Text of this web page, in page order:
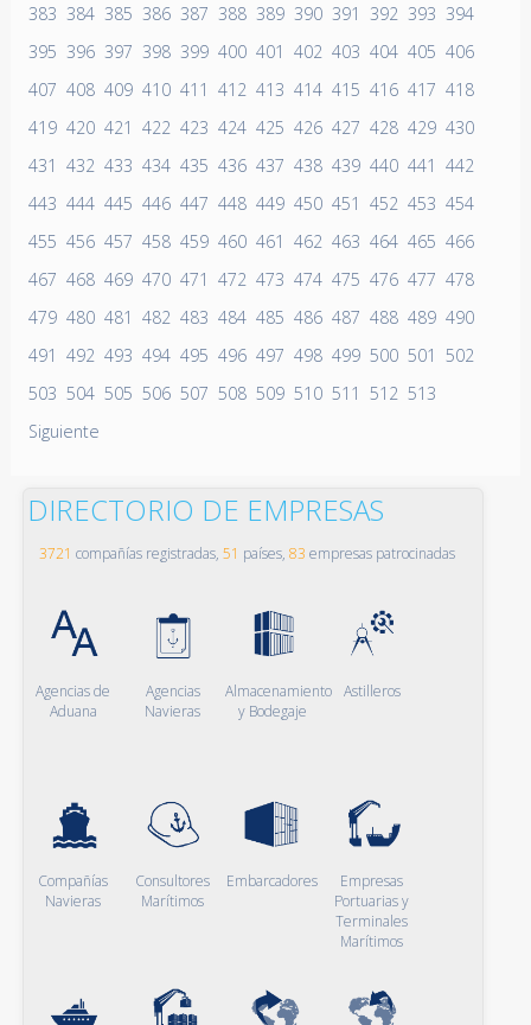
383 384 385 386 387 388 389 390 391 392 393 394
395 396 397 398 399 400 401 402 403 404 405 406
407 408 409 410 411 412 413 414 415 416 417 418
419 420 421 422 423 424 425 426 427 428 429 430
431 432 433 434 435 436 437 438 439 440 441 442
443 444 445 446 447 448 449 450 451 452 453 454
455 456 457 458 459 460 461 462 463 464 465 466
467 468 469 470 471 472 473 474 475 476 477 478
479 480 481 482 483 484 485 486 487 488 489 490
491 492 493 494 495 496 497 498 499 500 501 502
503 504 505 506 507 508 509 510 511 512 513
Siguiente
DIRECTORIO DE EMPRESAS
3721 compañías registradas, 51 países, 83 empresas patrocinadas
Agencias de
Aduana
Agencias
Navieras
Almacenamiento
y Bodegaje
Astilleros
Compañías
Navieras
Consultores
Marítimos
Embarcadores
Empresas
Portuarias y
Terminales
Marítimos